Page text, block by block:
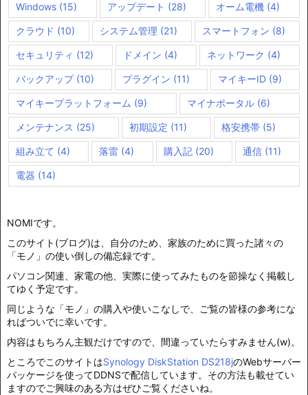
Windows (15) アップデート (28) オーム電機 (4)
クラウド (10) システム管理 (21) スマートフォン (8)
セキュリティ (12) ドメイン (4) ネットワーク (4)
バックアップ(10) プラグイン (11) マイキーID (9)
マイキープラットフォーム (9) マイナポータル (6)
メンテナンス (25) 初期設定 (11) 格安携帯 (5)
組み立て (4) 落雷 (4) 購入記(20) 通信(11)
電器 (14)
NOMIです。
このサイト(ブログ)は、自分のため、家族のために買った諸々の
「モノ」の使い倒しの備忘録です。
パソコン関連、家電の他、実際に使ってみたものを節操なく掲載し
てゆく予定です。
同じような「モノ」の購入や使いこなしで、ご覧の皆様の参考にな
ればついでに幸いです。
内容はもちろん主観だけですので、間違っていたらすみません(w)。
ところでこのサイトはSynology DiskStation DS218jのWebサーバー
パッケージを使ってDDNSで配信しています。その方法も載せてい
ますのでご興味のある方はぜひご覧くださいね。